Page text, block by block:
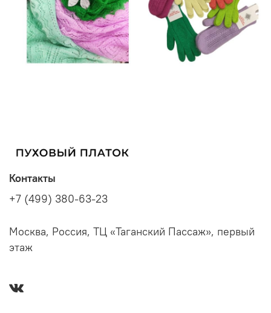
Контакты
+7 (499) 380-63-23
Москва, Россия, ТЦ «Таганский Пассаж», первый
этаж